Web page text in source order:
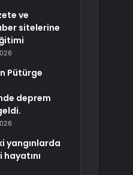
ve
sitelerine
Pütürge
deprem
yangınlarda